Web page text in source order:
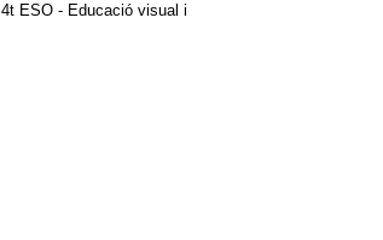
ESO - Educació visual i